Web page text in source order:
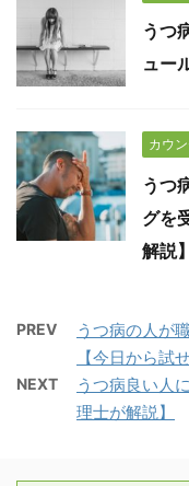
うつ
ュー
カウ
うつ
グを
解説】
PREV
うつ病の人が
【今日から試
NEXT
うつ病良い人
理士が解説】